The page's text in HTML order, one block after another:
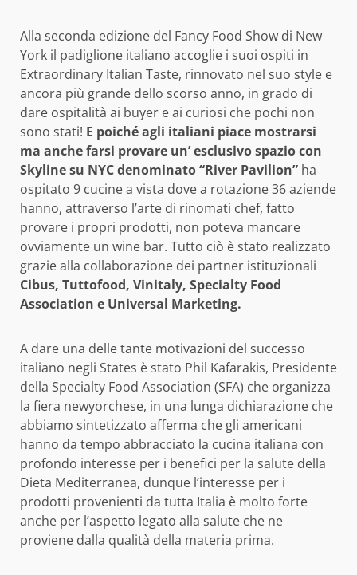
Alla seconda edizione del Fancy Food Show di New
York il padiglione italiano accoglie i suoi ospiti in
Extraordinary Italian Taste, rinnovato nel suo style e
ancora più grande dello scorso anno, in grado di
dare ospitalità ai buyer e ai curiosi che pochi non
sono stati! E poiché agli italiani piace mostrarsi
ma anche farsi provare un’ esclusivo spazio con
Skyline su NYC denominato “River Pavilion” ha
ospitato 9 cucine a vista dove a rotazione 36 aziende
hanno, attraverso l’arte di rinomati chef, fatto
provare i propri prodotti, non poteva mancare
ovviamente un wine bar. Tutto ciò è stato realizzato
grazie alla collaborazione dei partner istituzionali
Cibus, Tuttofood, Vinitaly, Specialty Food
Association e Universal Marketing.
A dare una delle tante motivazioni del successo
italiano negli States è stato Phil Kafarakis, Presidente
della Specialty Food Association (SFA) che organizza
la fiera newyorchese, in una lunga dichiarazione che
abbiamo sintetizzato afferma che gli americani
hanno da tempo abbracciato la cucina italiana con
profondo interesse per i benefici per la salute della
Dieta Mediterranea, dunque l’interesse per i
prodotti provenienti da tutta Italia è molto forte
anche per l’aspetto legato alla salute che ne
proviene dalla qualità della materia prima.